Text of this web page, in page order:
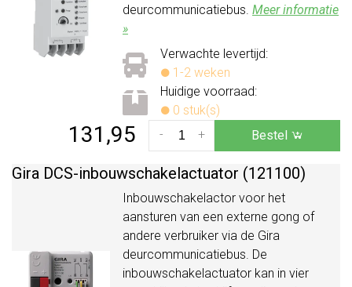
deurcommunicatiebus. Meer informatie
»
Verwachte levertijd:
1-2 weken
Huidige voorraad:
0 stuk(s)
131,95 +
- Bestel
Gira DCS-inbouwschakelactuator (121100)
Inbouwschakelactor voor het
aansturen van een externe gong of
andere verbruiker via de Gira
deurcommunicatiebus. De
inbouwschakelactuator kan in vier